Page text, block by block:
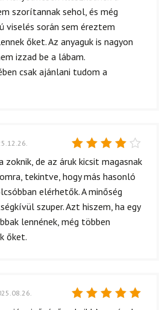
szorítannak sehol, és még
viselés során sem éreztem
őket. Az anyaguk is nagyon
izzad be a lábam.
csak ajánlani tudom a
Értékelés:
zoknik, de az áruk kicsit magasnak
tekintve, hogy más hasonló
elérhetők. A minőség
szuper. Azt hiszem, ha egy
lennének, még többen
őket.